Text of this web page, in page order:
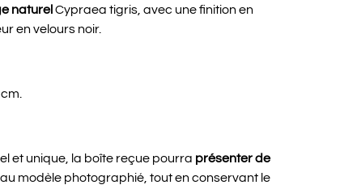
naturel Cypraea tigris, avec une finition en
en velours noir.
et unique, la boîte reçue pourra présenter de
modèle photographié, tout en conservant le